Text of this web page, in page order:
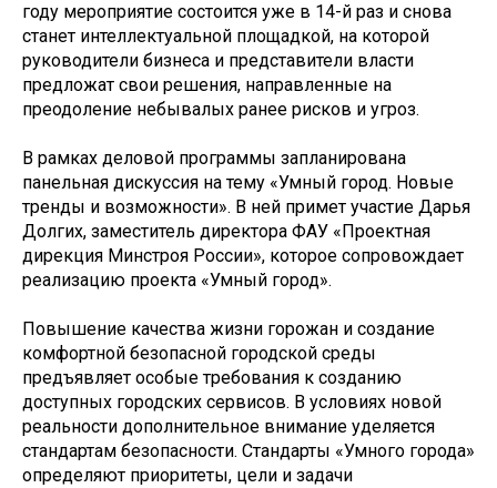
году мероприятие состоится уже в 14-й раз и снова
станет интеллектуальной площадкой, на которой
руководители бизнеса и представители власти
предложат свои решения, направленные на
преодоление небывалых ранее рисков и угроз.
В рамках деловой программы запланирована
панельная дискуссия на тему «Умный город. Новые
тренды и возможности». В ней примет участие Дарья
Долгих, заместитель директора ФАУ «Проектная
дирекция Минстроя России», которое сопровождает
реализацию проекта «Умный город».
Повышение качества жизни горожан и создание
комфортной безопасной городской среды
предъявляет особые требования к созданию
доступных городских сервисов. В условиях новой
реальности дополнительное внимание уделяется
стандартам безопасности. Стандарты «Умного города»
определяют приоритеты, цели и задачи